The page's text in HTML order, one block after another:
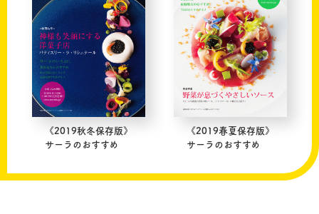
《2019秋冬保存版》
サーラのおすすめ
《2019春夏保存版》
サーラのおすすめ